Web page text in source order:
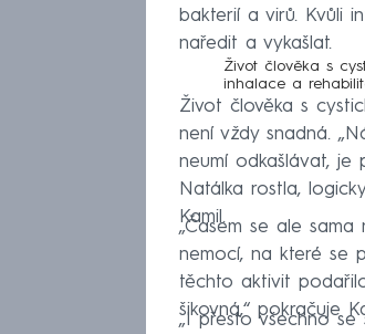
bakterií a virů. Kvůli
naředit a vykašlat.
Život člověka s
inhalace a
Život člověka s
není vždy snadná.
neumí odkašlávat, je
Natálka rostla,
Kamil.
„Časem se ale
nemocí, na které se
těchto aktivit
šikovná,“ pokračuje
„I přesto všechno se